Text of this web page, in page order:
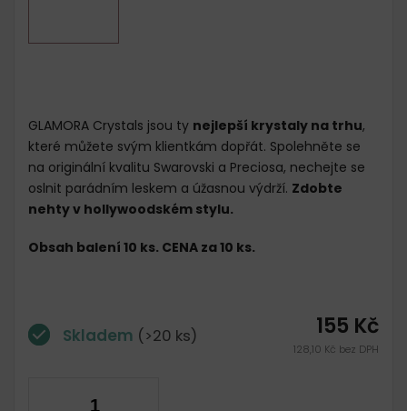
155 Kč
128,10 Kč bez DPH
Skladem (>20 ks)
GLAMORA Crystals jsou ty nejlepší krystaly na trhu,
které můžete svým klientkám dopřát. Spolehněte se
na originální kvalitu Swarovski a Preciosa, nechejte se
oslnit parádním leskem a úžasnou výdrží. Zdobte
nehty v hollywoodském stylu.
Obsah balení 10 ks. CENA za 10 ks.